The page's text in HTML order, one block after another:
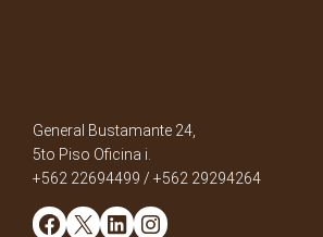
General Bustamante 24,
5to Piso Oficina i.
+562 22694499 / +562 29294264